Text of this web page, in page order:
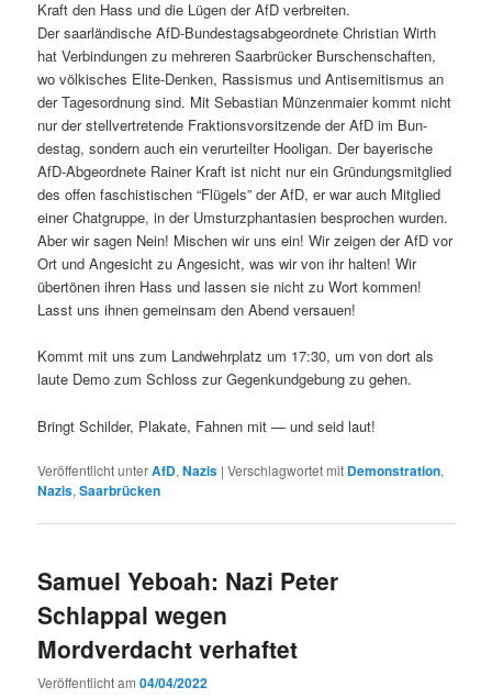
Kraft den Hass und die Lügen der AfD ver­bre­it­en.
Der saar­ländis­che AfD-Bun­destagsab­ge­ord­nete Chris­t­ian Wirth
hat Verbindun­gen zu mehreren Saar­brück­er Burschen­schaften,
wo völkisches Elite-Denken, Ras­sis­mus und Anti­semitismus an
der Tage­sor­d­nung sind. Mit Sebas­t­ian Münzen­maier kommt nicht
nur der stel­lvertre­tende Frak­tionsvor­sitzende der AfD im Bun­
destag, son­dern auch ein verurteil­ter Hooli­gan. Der bay­erische
AfD-Abge­ord­nete Rain­er Kraft ist nicht nur ein Grün­dungsmit­glied
des offen faschis­tis­chen “Flügels” der AfD, er war auch Mit­glied
ein­er Chat­gruppe, in der Umsturzphan­tasien besprochen wur­den.
Aber wir sagen Nein! Mis­chen wir uns ein! Wir zeigen der AfD vor
Ort und Angesicht zu Angesicht, was wir von ihr hal­ten! Wir
übertö­nen ihren Hass und lassen sie nicht zu Wort kom­men!
Lasst uns ihnen gemein­sam den Abend versauen!
Kommt mit uns zum Landwehrplatz um 17:30, um von dort als
laute Demo zum Schloss zur Gegenkundge­bung zu gehen.
Bringt Schilder, Plakate, Fah­nen mit — und seid laut!
Veröffentlicht unterAfD,Nazis |Verschlagwortet mit Demonstration,
Nazis,Saarbrücken
Samuel Yeboah: Nazi Peter
Schlappal wegen
Mordverdacht verhaftet
Veröffentlicht am04/04/2022